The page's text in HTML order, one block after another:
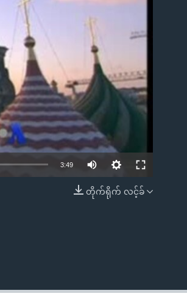
EMBED
3:49
တိုက်ရိုက် လင့်ခ်